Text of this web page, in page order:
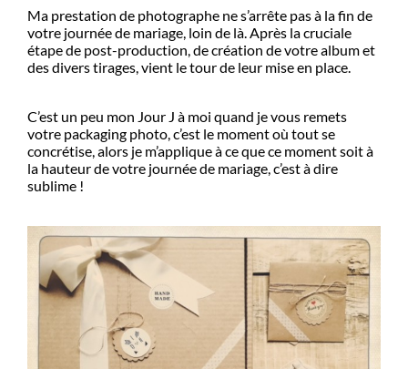
Ma prestation de photographe ne s’arrête pas à la fin de
votre journée de mariage, loin de là. Après la cruciale
étape de post-production, de création de votre album et
des divers tirages, vient le tour de leur mise en place.
C’est un peu mon Jour J à moi quand je vous remets
votre packaging photo, c’est le moment où tout se
concrétise, alors je m’applique à ce que ce moment soit à
la hauteur de votre journée de mariage, c’est à dire
sublime !